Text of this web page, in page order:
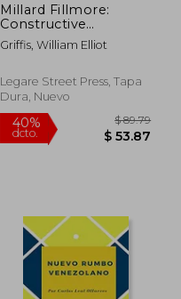
Millard Fillmore:
Constructive
Statesman, Defender
of the Constitution,
United States (en
Inglés)
Griffis, William Elliot
Legare Street Press, Tapa
Dura, Nuevo